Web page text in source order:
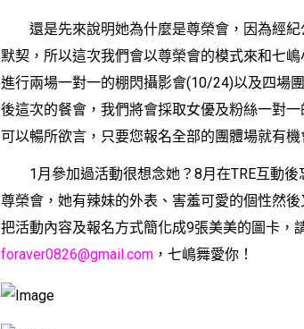
還是先來說明她為什麼是尊榮會，因為經紀
默契，所以這次我們會以尊榮會的模式來和七
進行兩場一對一的棚閃攝影會(10/24)以及四場
後這次的餐會，我們將會採取女優及粉絲一對
可以暢所欲言，只要您報名全部的團體場就有
1 月參加過活動很想念她？ 8月在TRE互動後
尊榮會，她有辣妹的外表、害羞可愛的個性然後
把活動內容及報名方式簡化成9張美美的圖卡，
foraver0826@gmail.com ，七嶋舞愛你！